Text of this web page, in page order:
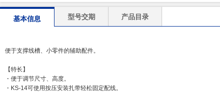
基本信息 型号交期 产品目录
便于支撑线槽、小零件的辅助配件。
【特长】
・便于调节尺寸、高度。
・KS-14可使用按压安装扎带轻松固定配线。